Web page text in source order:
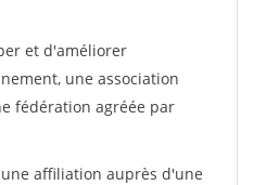
et d'améliorer
une association
fédération agréée par
affiliation auprès d'une